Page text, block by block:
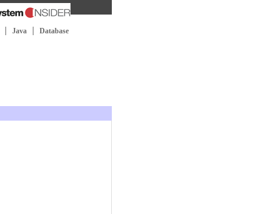
Java
Database